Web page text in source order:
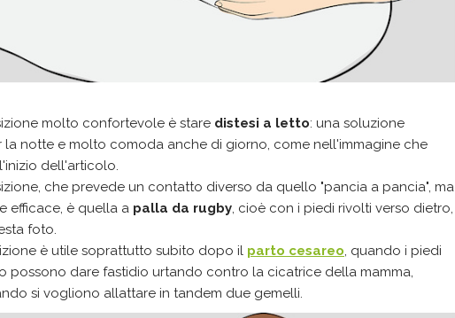
molto confortevole è stare distesi a letto: una soluzione
la notte e molto comoda anche di giorno, come nell'immagine che
dell'articolo.
che prevede un contatto diverso da quello "pancia a pancia", ma
efficace, è quella a palla da rugby, cioè con i piedi rivolti verso dietro,
foto.
è utile soprattutto subito dopo il parto cesareo, quando i piedi
possono dare fastidio urtando contro la cicatrice della mamma,
si vogliono allattare in tandem due gemelli.